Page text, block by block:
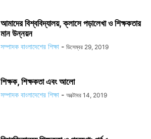
আমাদের বিশ্ববিদ্যালয়, ক্লাসে পড়ালেখা ও শিক্ষকতার
মান উন্নয়ন
সম্পাদক বাংলাদেশের শিক্ষা - ডিসেম্বর 29, 2019
শিক্ষক, শিক্ষকতা এবং আলো
সম্পাদক বাংলাদেশের শিক্ষা - অক্টোবর 14, 2019